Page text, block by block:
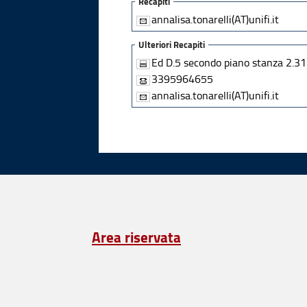
annalisa.tonarelli(AT)unifi.it
Ulteriori Recapiti
Ed D.5 secondo piano stanza
3395964655
annalisa.tonarelli(AT)unifi.it
Area riservata